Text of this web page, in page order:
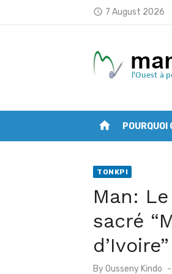
access_time 7 August 2026
home POURQUOI
TONKPI
Man:
sacré
d’Ivoire”
ByOusseny Kindo